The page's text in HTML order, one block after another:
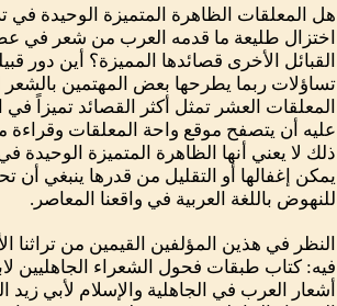
هل المعلقات الظاهرة المتميزة الوحيدة
اختزال طليعة ما قدمه العرب من شعر في
القبائل الأخرى قصائدها المميزة؟ أين دور
تساؤلات ربما يطرحها بعض المهتمين بالشعر
المعلقات العشر تمثل أكثر القصائد
عليه أن يتصفح موقع واحة المعلقات وقراءة
ذلك لا يعني أنها الظاهرة المتميزة
يمكن إغفالها أو التقليل من قدرها ينبغي أن
للنهوض باللغة العربية في واقعنا المعاصر.
النظر في هذين المؤلفين القيمين من